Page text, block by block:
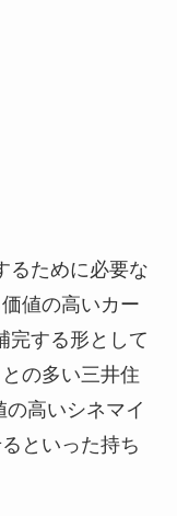
るために必要な
値の高いカー
完する形として
の多い三井住
高いシネマイ
といった持ち